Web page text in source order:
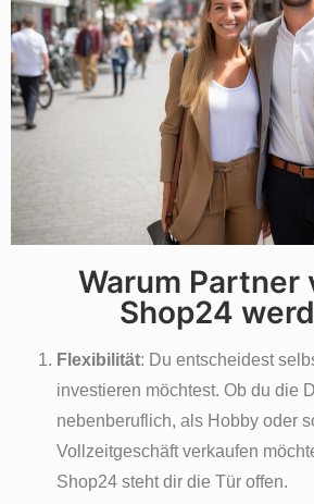
Werde Partner von
Ergreife die Chance und generiere
Nebeneinkommen in wenigen
Warum Partner
Shop24
Flexibilität: Du entscheidest
investieren möchtest. Ob du die
nebenberuflich, als Hobby oder
Vollzeitgeschäft verkaufen
Shop24 steht dir die Tür offen.